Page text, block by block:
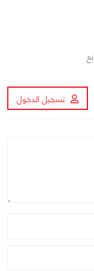
تسجيل الدخول